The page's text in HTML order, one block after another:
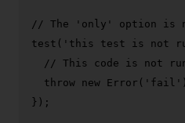
// The 'only' option is
test ( 'this test is not
// This code is not
throw new Error ( 'fail'
});